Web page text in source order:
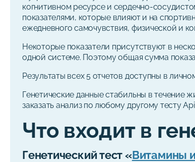
когнитивном ресурсе и сердечно-
показателями, которые влияют и на
ежедневного самочувствия, физической и
Некоторые показатели присутствуют в
одной системе. Поэтому общая сумма
Результаты всех 5 отчетов доступны в
Генетические данные стабильны в
заказать анализ по любому другому тесту
Что входит в
Генетический тест «Витамины